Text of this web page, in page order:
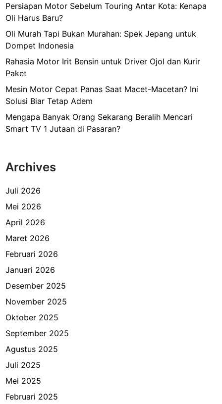
Persiapan Motor Sebelum Touring Antar Kota: Kenapa
Oli Harus Baru?
Oli Murah Tapi Bukan Murahan: Spek Jepang untuk
Dompet Indonesia
Rahasia Motor Irit Bensin untuk Driver Ojol dan Kurir
Paket
Mesin Motor Cepat Panas Saat Macet-Macetan? Ini
Solusi Biar Tetap Adem
Mengapa Banyak Orang Sekarang Beralih Mencari
Smart TV 1 Jutaan di Pasaran?
Archives
Juli 2026
Mei 2026
April 2026
Maret 2026
Februari 2026
Januari 2026
Desember 2025
November 2025
Oktober 2025
September 2025
Agustus 2025
Juli 2025
Mei 2025
Februari 2025